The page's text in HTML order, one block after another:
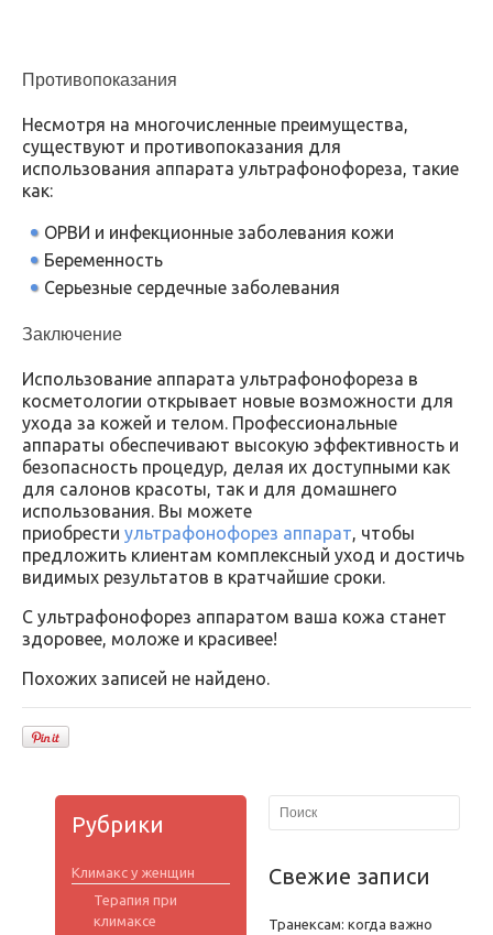
Противопоказания
Несмотря на многочисленные преимущества,
существуют и противопоказания для
использования аппарата ультрафонофореза, такие
как:
ОРВИ и инфекционные заболевания кожи
Беременность
Серьезные сердечные заболевания
Заключение
Использование аппарата ультрафонофореза в
косметологии открывает новые возможности для
ухода за кожей и телом. Профессиональные
аппараты обеспечивают высокую эффективность и
безопасность процедур, делая их доступными как
для салонов красоты, так и для домашнего
использования. Вы можете
приобрести ультрафонофорез аппарат, чтобы
предложить клиентам комплексный уход и достичь
видимых результатов в кратчайшие сроки.
С ультрафонофорез аппаратом ваша кожа станет
здоровее, моложе и красивее!
Похожих записей не найдено.
Рубрики
Климакс у женщин
Терапия при
климаксе
Свежие записи
Транексам: когда важно